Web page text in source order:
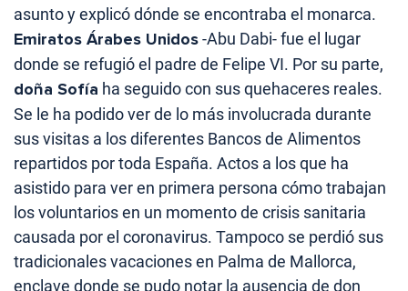
asunto y explicó dónde se encontraba el monarca.
Emiratos Árabes Unidos-Abu Dabi- fue el lugar
donde se refugió el padre de Felipe VI. Por su parte,
doña Sofía ha seguido con sus quehaceres reales.
Se le ha podido ver de lo más involucrada durante
sus visitas a los diferentes Bancos de Alimentos
repartidos por toda España. Actos a los que ha
asistido para ver en primera persona cómo trabajan
los voluntarios en un momento de crisis sanitaria
causada por el coronavirus. Tampoco se perdió sus
tradicionales vacaciones en Palma de Mallorca,
enclave donde se pudo notar la ausencia de don